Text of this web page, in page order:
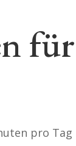
für
pro